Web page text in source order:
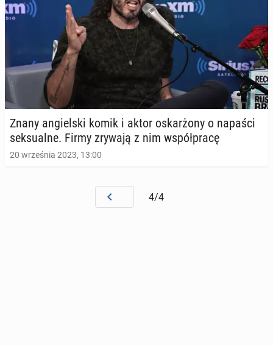
Znany an­giel­ski komik i aktor oskar­żo­ny o napaści
sek­su­al­ne. Firmy zrywają z nim współ­pra­cę
20 września 2023, 13:00
4/4